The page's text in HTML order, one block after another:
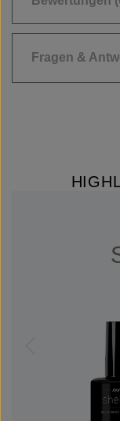
Fragen &